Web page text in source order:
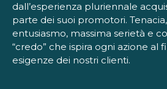
dall’esperienza pluriennale
parte dei suoi promotori.
entusiasmo, massima serietà e
“credo” che ispira ogni azione al
esigenze dei nostri clienti.